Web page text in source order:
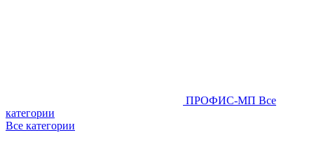
ПРОФИС-МП Все
категории
Все категории